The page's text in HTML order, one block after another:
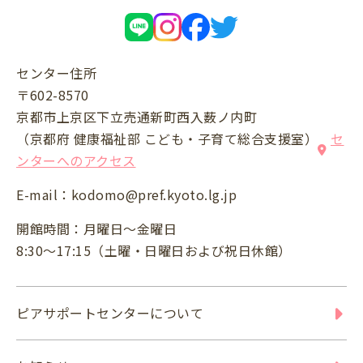
センター住所
〒602-8570
京都市上京区下立売通新町西入薮ノ内町
（京都府 健康福祉部 こども・子育て総合支援室）
セ
ンターへのアクセス
E-mail： kodomo@pref.kyoto.lg.jp
開館時間：月曜日～金曜日
8:30～17:15（土曜・日曜日および祝日休館）
ピアサポートセンターについて